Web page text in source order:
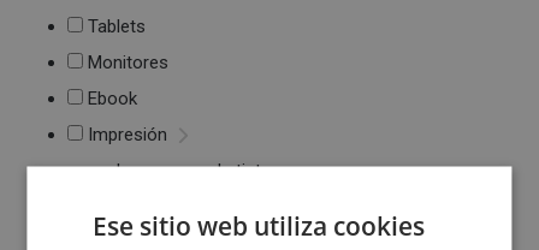
Tablets
Monitores
Ebook
Impresión
Impresoras de tinta
Multifunción
Ese sitio web utiliza cookies